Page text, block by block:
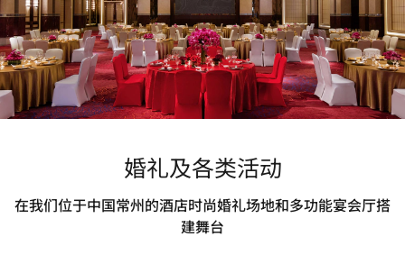
婚礼及各类活动
在我们位于中国常州的酒店时尚婚礼场地和多功能宴会厅搭
建舞台